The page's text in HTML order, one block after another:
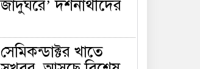
জাদুঘরে’ দর্শনার্থীদের
সেমিকন্ডাক্টর খাতে